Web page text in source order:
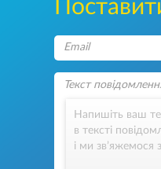
Напишіть ваш
в тексті
і ми зв’яжемося